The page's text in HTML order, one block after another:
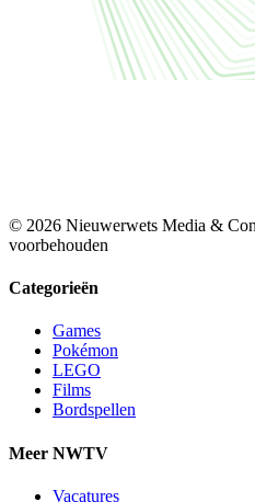
© 2026 Nieuwerwets Media &
voorbehouden
Categorieën
Games
Pokémon
LEGO
Films
Bordspellen
Meer NWTV
Vacatures